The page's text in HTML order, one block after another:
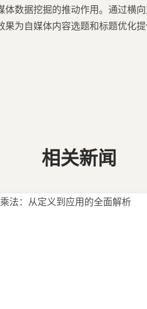
数据挖掘的推动作用。通过横
为自媒体内容选题和标题优化
相关新闻